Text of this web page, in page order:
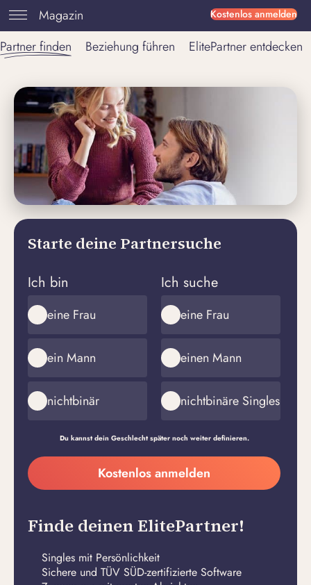
Kostenlos anmelden
Magazin
Partner finden
Beziehung führen ElitePartner entdecken
Starte deine Partnersuche
Ich bin
eine Frau
ein Mann
nichtbinär
Ich suche
eine Frau
einen Mann
nichtbinäre Singles
Du kannst dein Geschlecht später noch weiter definieren.
Meine
E-
Adresse
erstellen
Kostenlos anmelden
Finde deinen ElitePartner!
Singles mit Persönlichkeit
Sichere und TÜV SÜD-zertifizierte Software